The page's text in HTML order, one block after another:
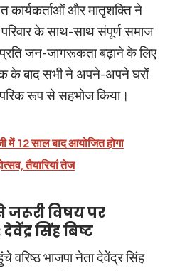
कार्यकर्ताओं और मातृशक्ति ने
के साथ-साथ संपूर्ण समाज
जन-जागरूकता बढ़ाने के लिए
के बाद सभी ने अपने-अपने घरों
रूप से सहभोज किया।
में 12 साल बाद आयोजित होगा
तैयारियां तेज
जरूरी विषय पर
सिंह बिष्ट
भाजपा नेता देवेंद्र सिंह